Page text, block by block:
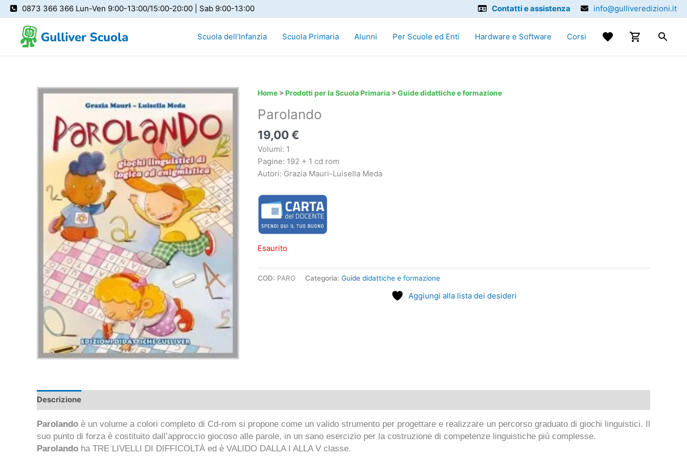
al
contenuto
0873 366 366 Lun-Ven 9:00-13:00/15:00-20:00 | Sab 9:00-13:00 Contatti e assistenza info@gulliveredizioni.it
Scuola dell’Infanzia Scuola Primaria Alunni Per Scuole ed Enti Hardware e Software Corsi
Home > Prodotti per la Scuola Primaria > Guide didattiche e formazione
Parolando
19,00€
Volumi: 1
Pagine: 192 + 1 cd rom
Autori: Grazia Mauri-Luisella Meda
Esaurito
COD: PARO Categoria: Guide didattiche e formazione
Aggiungi alla lista dei desideri
Descrizione
Parolando è un volume a colori completo di Cd-rom si propone come un valido strumento per progettare e realizzare un percorso graduato di giochi linguistici. Il
suo punto di forza è costituito dall’approccio giocoso alle parole, in un sano esercizio per la costruzione di competenze linguistiche più complesse.
Parolando ha TRE LIVELLI DI DIFFICOLTÀ ed è VALIDO DALLA I ALLA V classe.